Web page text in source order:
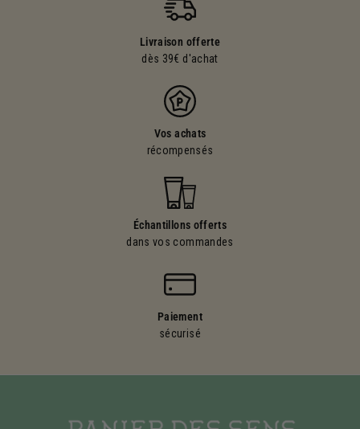
Livraison offerte
dès 39€ d'achat
Vos achats
récompensés
Échantillons offerts
dans vos commandes
Paiement
sécurisé